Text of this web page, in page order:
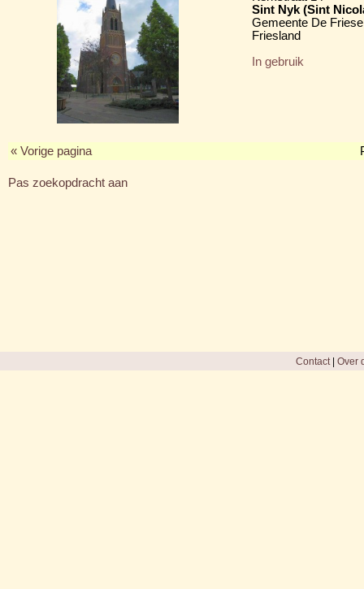
Sint Nyk (Sint
Gemeente De
Friesland
In gebruik
« Vorige pagina
Pas zoekopdracht aan
Contact| Over